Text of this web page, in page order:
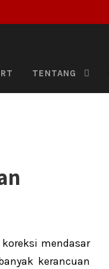
TENTANG
mendasar
kerancuan